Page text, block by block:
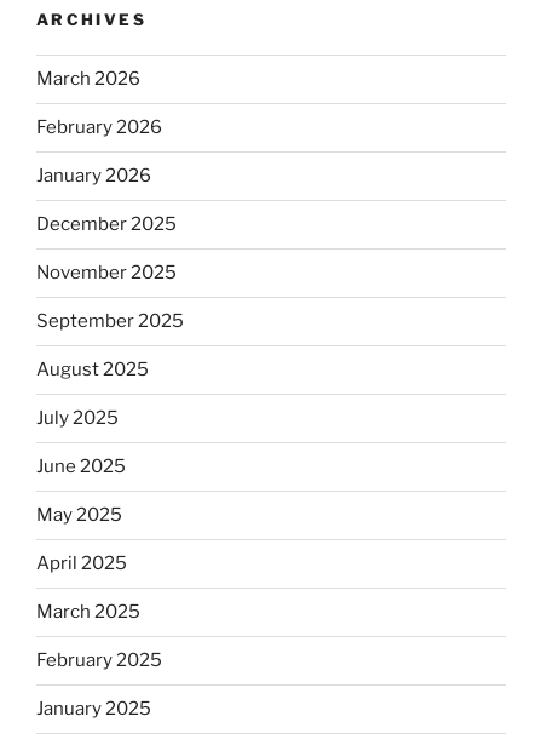
ARCHIVES
March 2026
February 2026
January 2026
December 2025
November 2025
September 2025
August 2025
July 2025
June 2025
May 2025
April 2025
March 2025
February 2025
January 2025